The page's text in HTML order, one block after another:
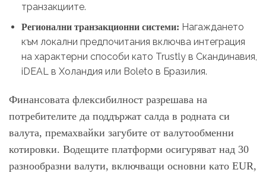
транзакциите.
Регионални транзакционни системи: Нагаждането
към локални предпочитания включва интеграция
на характерни способи като Trustly в Скандинавия,
iDEAL в Холандия или Boleto в Бразилия.
Финансовата флексибилност разрешава на
потребителите да поддържат салда в родната си
валута, премахвайки загубите от валутообменни
котировки. Водещите платформи осигуряват над 30
разнообразни валути, включващи основни като EUR,